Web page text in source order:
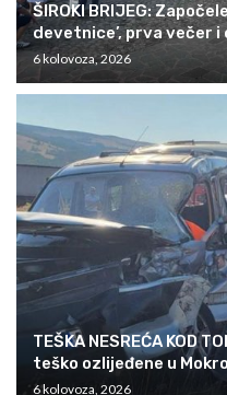
ŠIROKI BRIJEG:
devetnice’, prva večer
6 kolovoza, 2026
TEŠKA NESREĆA KOD
teško ozlijeđene u
6 kolovoza, 2026